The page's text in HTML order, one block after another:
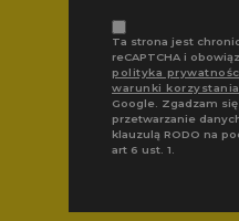
Ta strona jest
reCAPTCHA i
polityka
warunki
Google. Zgadzam się
przetwarzanie
klauzulą RODO na
art 6 ust. 1.